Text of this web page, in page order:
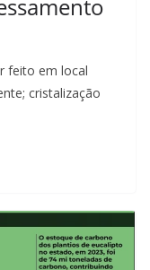
feito em local
cristalização